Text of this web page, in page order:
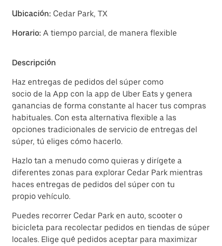
Ubicación: Cedar Park, TX
Horario: A tiempo parcial, de manera flexible
Descripción
Haz entregas de pedidos del súper como
socio de la App con la app de Uber Eats y genera
ganancias de forma constante al hacer tus compras
habituales. Con esta alternativa flexible a las
opciones tradicionales de servicio de entregas del
súper, tú eliges cómo hacerlo.
Hazlo tan a menudo como quieras y dirígete a
diferentes zonas para explorar Cedar Park mientras
haces entregas de pedidos del súper con tu
propio vehículo.
Puedes recorrer Cedar Park en auto, scooter o
bicicleta para recolectar pedidos en tiendas de súper
locales. Elige qué pedidos aceptar para maximizar